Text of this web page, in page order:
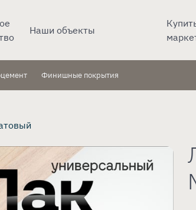
Наши объекты
Финишные покрытия